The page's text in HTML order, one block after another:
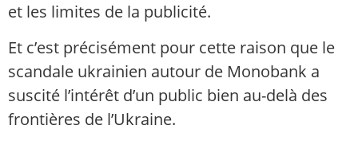
et les limites de la publicité.
Et c’est précisément pour cette raison que le
scandale ukrainien autour de Monobank a
suscité l’intérêt d’un public bien au-delà des
frontières de l’Ukraine.